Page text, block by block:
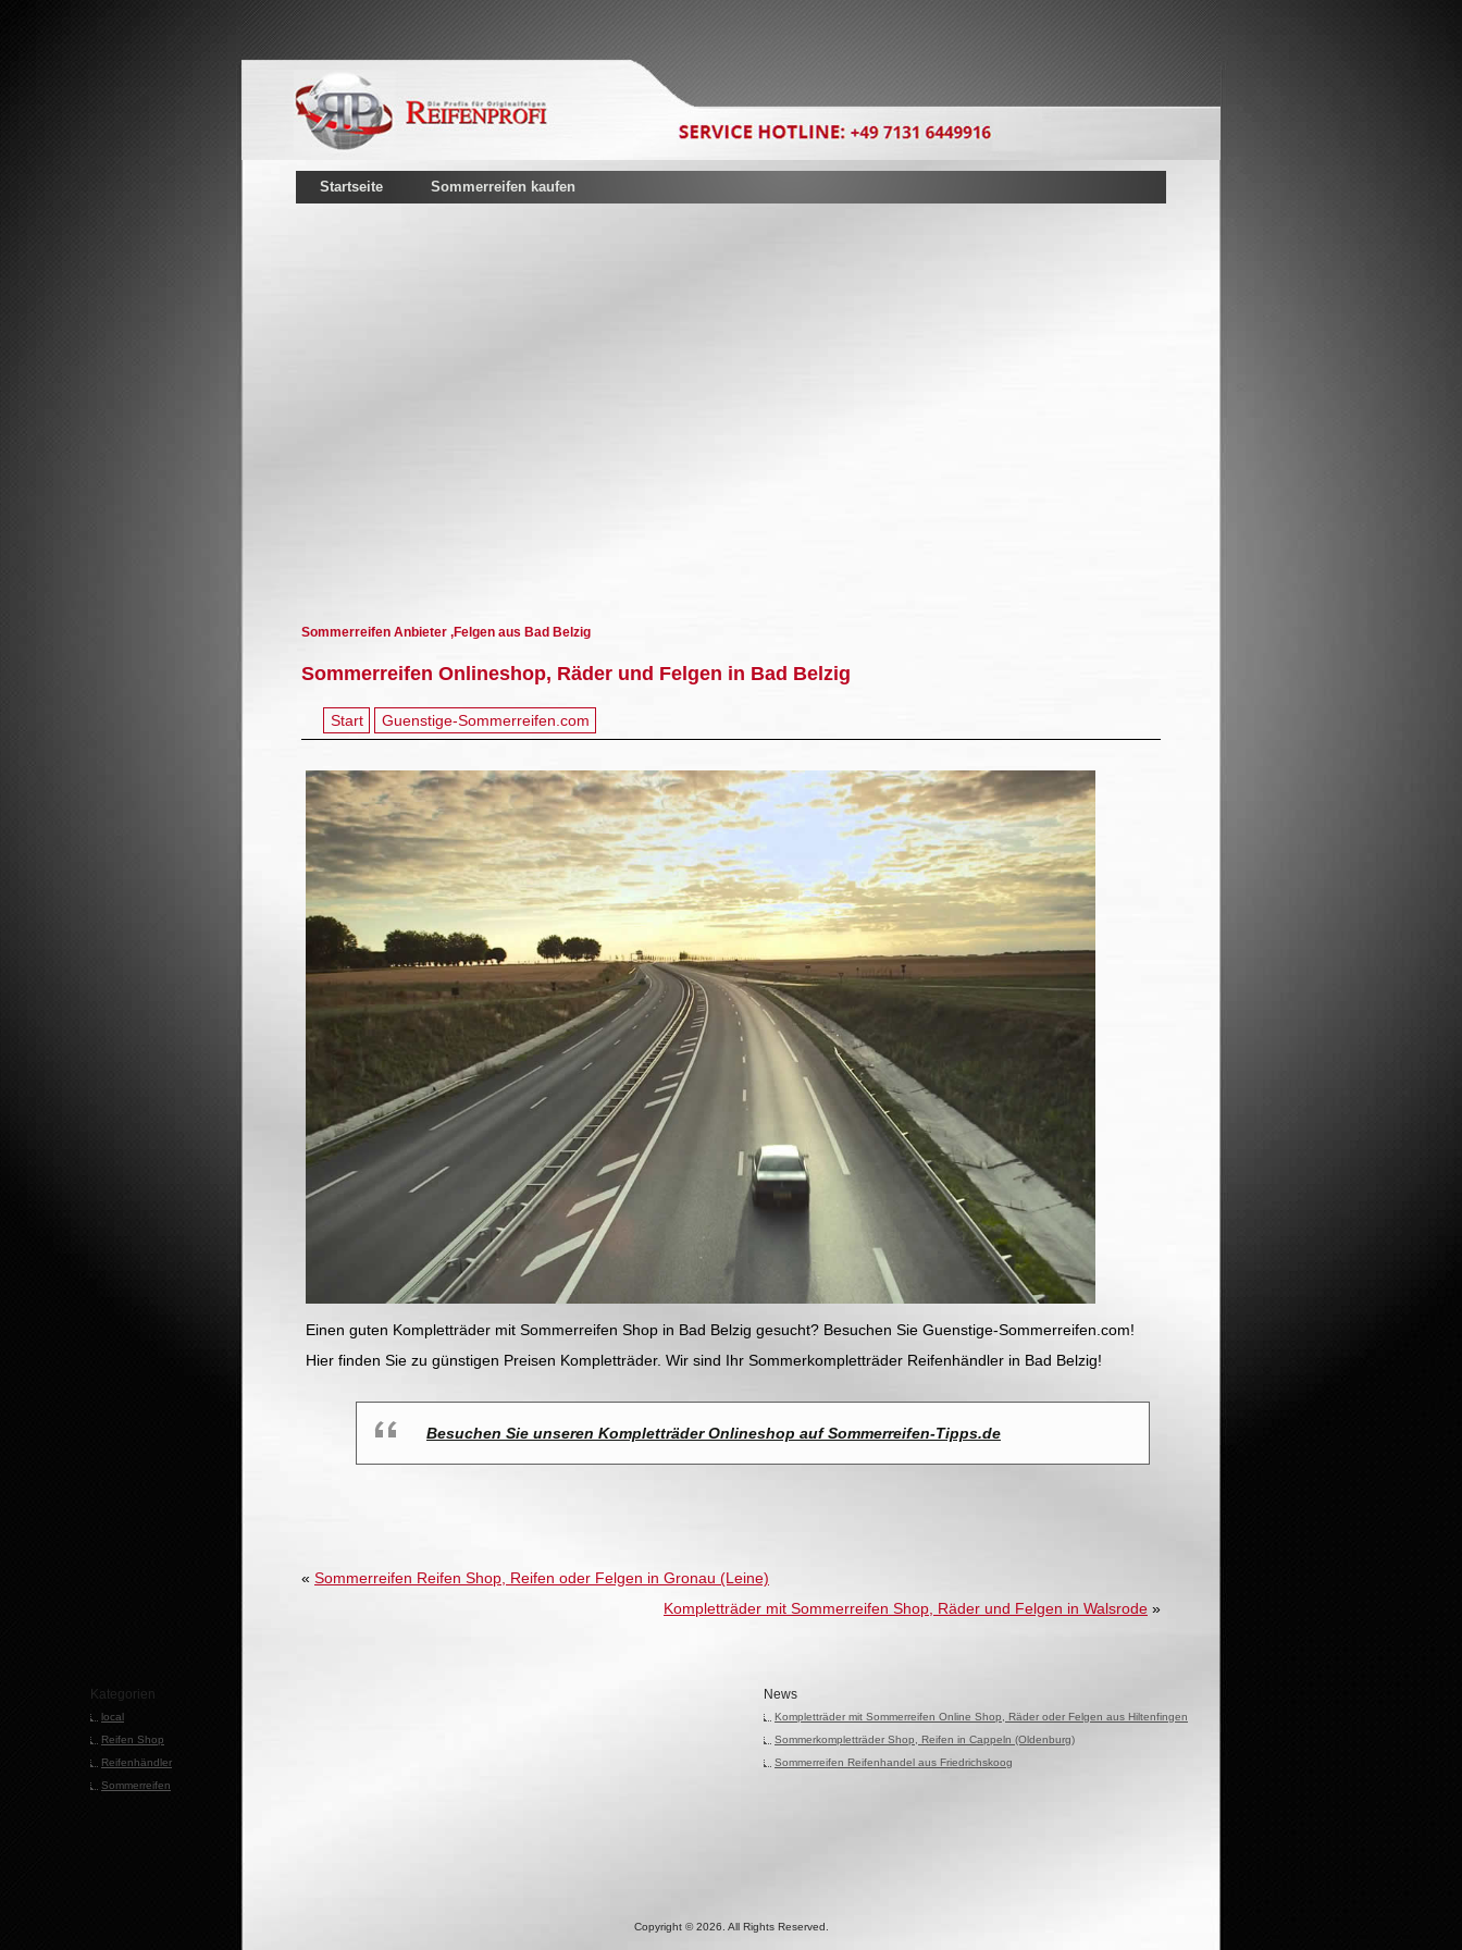
Startseite Sommerreifen kaufen
Sommerreifen Anbieter ,Felgen aus Bad Belzig
Sommerreifen Onlineshop, Räder und Felgen in Bad Belzig
Start Guenstige-Sommerreifen.com
Einen guten Kompletträder mit Sommerreifen Shop in Bad Belzig gesucht? Besuchen Sie Guenstige-Sommerreifen.com!
Hier finden Sie zu günstigen Preisen Kompletträder. Wir sind Ihr Sommerkompletträder Reifenhändler in Bad Belzig!
Besuchen Sie unseren Kompletträder Onlineshop auf Sommerreifen-Tipps.de
« Sommerreifen Reifen Shop, Reifen oder Felgen in Gronau (Leine)
Kompletträder mit Sommerreifen Shop, Räder und Felgen in Walsrode »
Kategorien
local
Reifen Shop
Reifenhändler
Sommerreifen
News
Kompletträder mit Sommerreifen Online Shop, Räder oder Felgen aus Hiltenfingen
Sommerkompletträder Shop, Reifen in Cappeln (Oldenburg)
Sommerreifen Reifenhandel aus Friedrichskoog
Copyright © 2026. All Rights Reserved.